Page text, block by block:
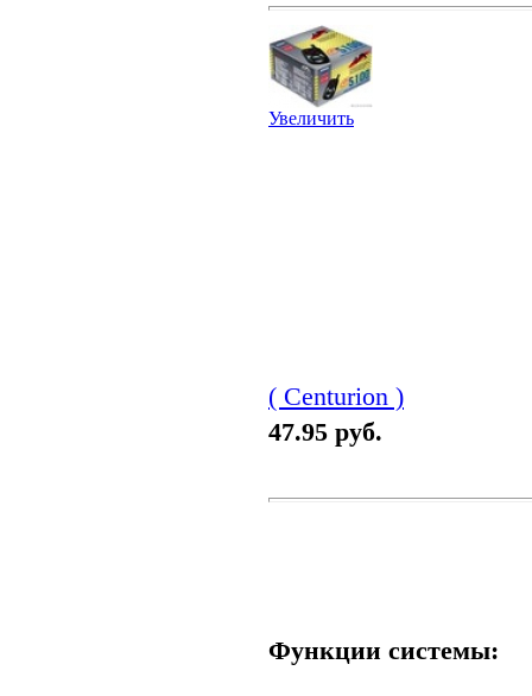
Увеличить
( Centurion )
47.95 руб.
Функции системы: